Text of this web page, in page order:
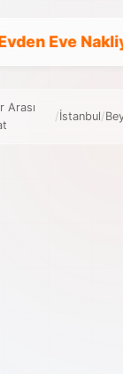
Eve
Arası
/İstanbul/